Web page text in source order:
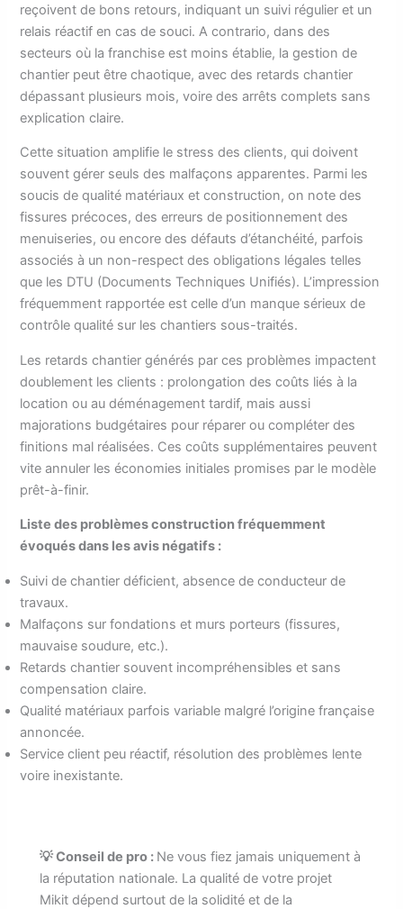
reçoivent de bons retours, indiquant un suivi régulier et un
relais réactif en cas de souci. A contrario, dans des
secteurs où la franchise est moins établie, la gestion de
chantier peut être chaotique, avec des retards chantier
dépassant plusieurs mois, voire des arrêts complets sans
explication claire.
Cette situation amplifie le stress des clients, qui doivent
souvent gérer seuls des malfaçons apparentes. Parmi les
soucis de qualité matériaux et construction, on note des
fissures précoces, des erreurs de positionnement des
menuiseries, ou encore des défauts d’étanchéité, parfois
associés à un non-respect des obligations légales telles
que les DTU (Documents Techniques Unifiés). L’impression
fréquemment rapportée est celle d’un manque sérieux de
contrôle qualité sur les chantiers sous-traités.
Les retards chantier générés par ces problèmes impactent
doublement les clients : prolongation des coûts liés à la
location ou au déménagement tardif, mais aussi
majorations budgétaires pour réparer ou compléter des
finitions mal réalisées. Ces coûts supplémentaires peuvent
vite annuler les économies initiales promises par le modèle
prêt-à-finir.
Liste des problèmes construction fréquemment
évoqués dans les avis négatifs :
Suivi de chantier déficient, absence de conducteur de
travaux.
Malfaçons sur fondations et murs porteurs (fissures,
mauvaise soudure, etc.).
Retards chantier souvent incompréhensibles et sans
compensation claire.
Qualité matériaux parfois variable malgré l’origine française
annoncée.
Service client peu réactif, résolution des problèmes lente
voire inexistante.
💡 Conseil de pro : Ne vous fiez jamais uniquement à
la réputation nationale. La qualité de votre projet
Mikit dépend surtout de la solidité et de la